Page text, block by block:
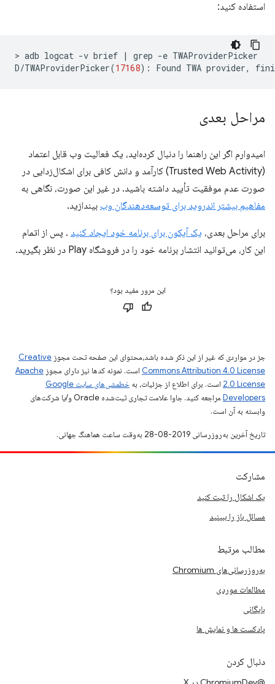
استفاده کنید:
> adb logcat -v brief | grep -e TWAProviderPicker
D/TWAProviderPicker(17168) : Found TWA provider,
مراحل بعدی
امیدوارم اگر این راهنما را دنبال کرده‌اید، یک فعالیت وب قابل اعتماد
(Trusted Web Activity) کارآمد و دانش کافی برای اشکال‌زدایی در
صورت عدم موفقیت تأیید داشته باشید. در غیر این صورت، نگاهی به
مفاهیم بیشتر اندروید برای توسعه‌دهندگان وب بیندازید.
برای مراحل بعدی، یک آیکون برای برنامه خود ایجاد کنید . پس از اتمام
این کار، می‌توانید انتشار برنامه خود را در فروشگاه Play در نظر بگیرید.
این مرور مفید بود؟
جز در مواردی که غیر از این ذکر شده باشد،‌محتوای این صفحه تحت مجوز Creative
Commons Attribution 4.0 License است. نمونه کدها نیز دارای مجوز Apache
2.0 License است. برای اطلاع از جزئیات، به
خطمشی‌های سایت Google
Developers‏
مراجعه کنید. جاوا علامت تجاری ثبت‌شده Oracle و/یا شرکت‌های
وابسته به آن است.
تاریخ آخرین به‌روزرسانی 2019-08-28 به‌وقت ساعت هماهنگ جهانی.
مشارکت
یک اشکال را ثبت کنید
مسائل باز را ببینید
مطالب مرتبط
به‌روزرسانی‌های Chromium
مطالعات موردی
بایگانی
پادکست ها و نمایش ها
دنبال کردن